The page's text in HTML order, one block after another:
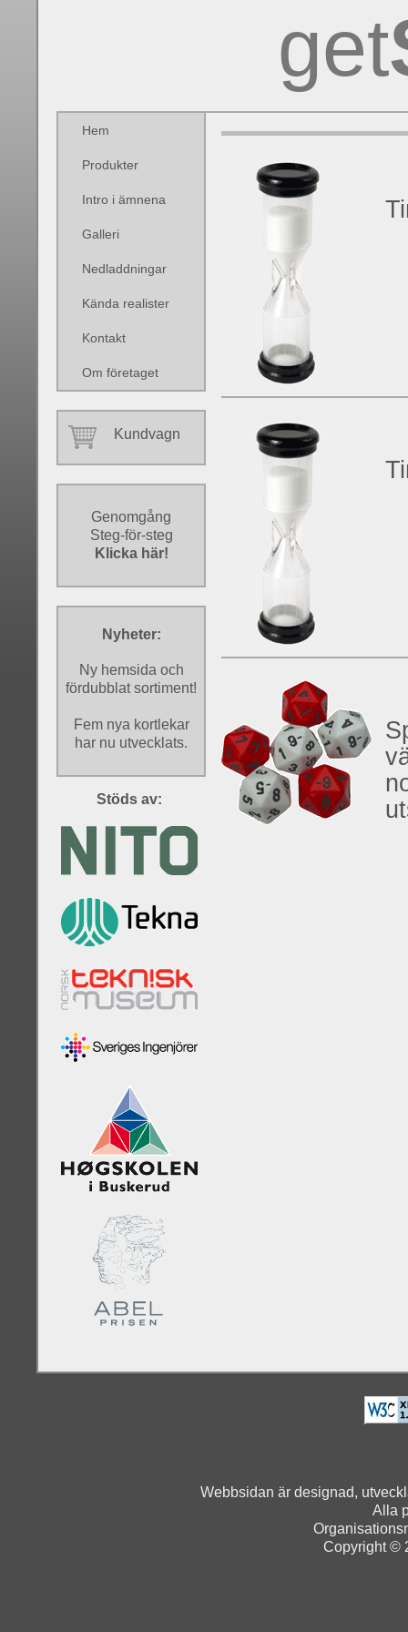
get
Hem
Produkter
Intro i ämnena
Galleri
Nedladdningar
Kända realister
Kontakt
Om företaget
Kundvagn
Genomgång
Steg-för-steg
Klicka här!
Nyheter:
Ny hemsida och
fördubblat sortiment!
Fem nya kortlekar
har nu utvecklats.
Stöds av:
Webbsidan är designad,
Alla
Copyright ©